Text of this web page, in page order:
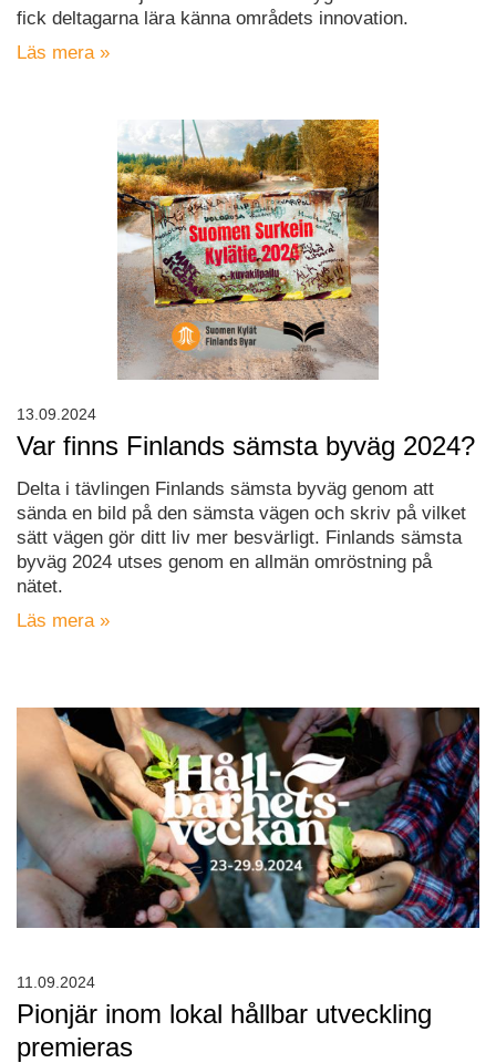
fick deltagarna lära känna områdets innovation.
Läs mera »
Var finns Finlands sämsta byväg 2024?
Delta i tävlingen Finlands sämsta byväg genom att
sända en bild på den sämsta vägen och skriv på vilket
sätt vägen gör ditt liv mer besvärligt. Finlands sämsta
byväg 2024 utses genom en allmän omröstning på
nätet.
Läs mera »
13.09.2024
Pionjär inom lokal hållbar utveckling
premieras
11.09.2024